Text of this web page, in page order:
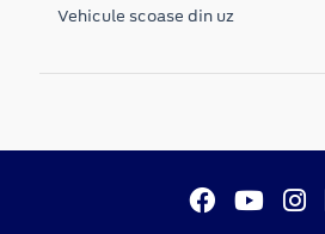
Vehicule scoase din uz